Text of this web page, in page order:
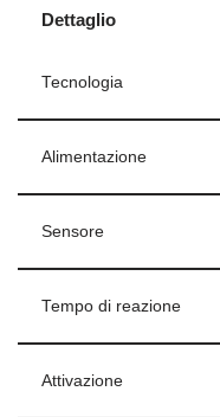
Dettaglio
Tecnologia
Alimentazione
Sensore
Tempo di reazione
Attivazione